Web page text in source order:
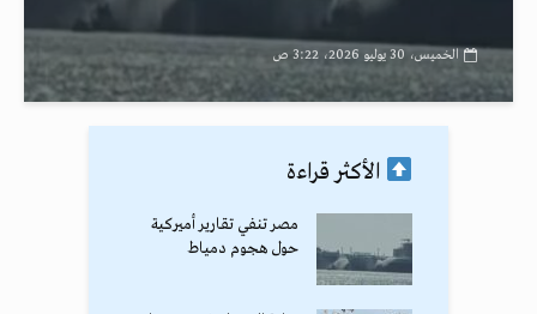
الخميس، 30 يوليو 2026، 3:22 ص
الأكثر قراءة
مصر تنفي تقارير أميركية
حول هجوم دمياط